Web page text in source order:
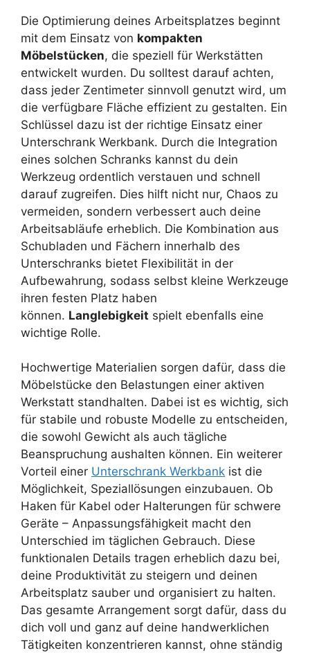
Die Optimierung deines Arbeitsplatzes beginnt
mit dem Einsatz von kompakten
Möbelstücken, die speziell für Werkstätten
entwickelt wurden. Du solltest darauf achten,
dass jeder Zentimeter sinnvoll genutzt wird, um
die verfügbare Fläche effizient zu gestalten. Ein
Schlüssel dazu ist der richtige Einsatz einer
Unterschrank Werkbank. Durch die Integration
eines solchen Schranks kannst du dein
Werkzeug ordentlich verstauen und schnell
darauf zugreifen. Dies hilft nicht nur, Chaos zu
vermeiden, sondern verbessert auch deine
Arbeitsabläufe erheblich. Die Kombination aus
Schubladen und Fächern innerhalb des
Unterschranks bietet Flexibilität in der
Aufbewahrung, sodass selbst kleine Werkzeuge
ihren festen Platz haben
können. Langlebigkeit spielt ebenfalls eine
wichtige Rolle.
Hochwertige Materialien sorgen dafür, dass die
Möbelstücke den Belastungen einer aktiven
Werkstatt standhalten. Dabei ist es wichtig, sich
für stabile und robuste Modelle zu entscheiden,
die sowohl Gewicht als auch tägliche
Beanspruchung aushalten können. Ein weiterer
Vorteil einer Unterschrank Werkbank ist die
Möglichkeit, Speziallösungen einzubauen. Ob
Haken für Kabel oder Halterungen für schwere
Geräte – Anpassungsfähigkeit macht den
Unterschied im täglichen Gebrauch. Diese
funktionalen Details tragen erheblich dazu bei,
deine Produktivität zu steigern und deinen
Arbeitsplatz sauber und organisiert zu halten.
Das gesamte Arrangement sorgt dafür, dass du
dich voll und ganz auf deine handwerklichen
Tätigkeiten konzentrieren kannst, ohne ständig